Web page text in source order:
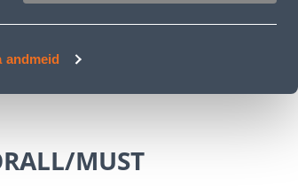
andmeid
MUST